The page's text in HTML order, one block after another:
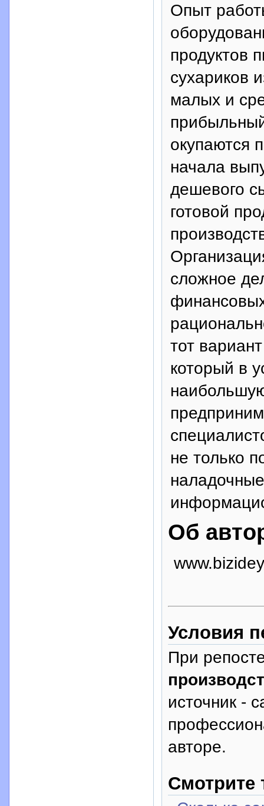
Опыт
продуктов
сухариков
малых и
окупаются
начала
дешевого
готовой
сложное
тот
который в
не только
Об
Условия
При
источник -
авторе.
Смотрите